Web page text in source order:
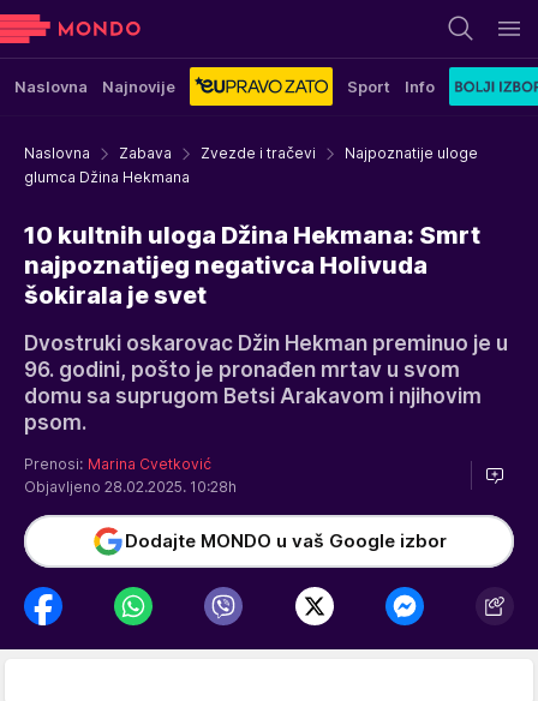
Naslovna Najnovije Sport Info
Naslovna Zabava Zvezde i tračevi
Najpoznatije uloge
glumca Džina Hekmana
10 kultnih uloga Džina Hekmana: Smrt
najpoznatijeg negativca Holivuda
šokirala je svet
Dvostruki oskarovac Džin Hekman preminuo je u
96. godini, pošto je pronađen mrtav u svom
domu sa suprugom Betsi Arakavom i njihovim
psom.
Prenosi: Marina Cvetković
Objavljeno 28.02.2025. 10:28h
Dodajte MONDO u vaš Google izbor